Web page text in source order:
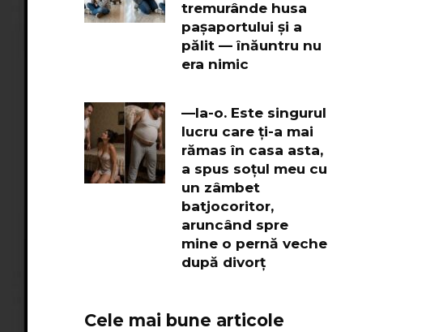
tremurânde husa
pașaportului și a
pălit — înăuntru nu
era nimic
—Ia-o. Este singurul
lucru care ți-a mai
rămas în casa asta,
a spus soțul meu cu
un zâmbet
batjocoritor,
aruncând spre
mine o pernă veche
după divorț
Cele mai bune articole